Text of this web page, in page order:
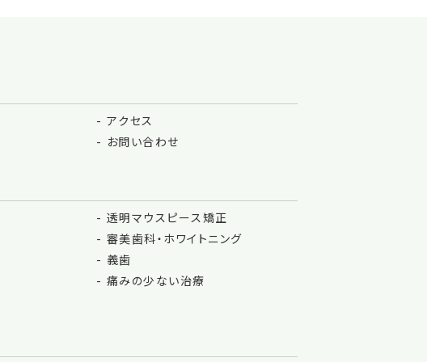
アクセス
お問い合わせ
透明マウスピース矯正
審美歯科・ホワイトニング
義歯
痛みの少ない治療